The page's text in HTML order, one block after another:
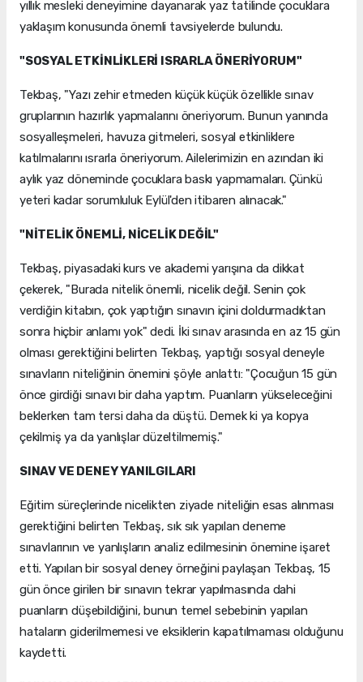
yıllık mesleki deneyimine dayanarak yaz tatilinde çocuklara
yaklaşım konusunda önemli tavsiyelerde bulundu.
"SOSYAL ETKİNLİKLERİ ISRARLA ÖNERİYORUM"
Tekbaş, "Yazı zehir etmeden küçük küçük özellikle sınav
gruplarının hazırlık yapmalarını öneriyorum. Bunun yanında
sosyalleşmeleri, havuza gitmeleri, sosyal etkinliklere
katılmalarını ısrarla öneriyorum. Ailelerimizin en azından iki
aylık yaz döneminde çocuklara baskı yapmamaları. Çünkü
yeteri kadar sorumluluk Eylül'den itibaren alınacak."
"NİTELİK ÖNEMLİ, NİCELİK DEĞİL"
Tekbaş, piyasadaki kurs ve akademi yarışına da dikkat
çekerek, "Burada nitelik önemli, nicelik değil. Senin çok
verdiğin kitabın, çok yaptığın sınavın içini doldurmadıktan
sonra hiçbir anlamı yok" dedi. İki sınav arasında en az 15 gün
olması gerektiğini belirten Tekbaş, yaptığı sosyal deneyle
sınavların niteliğinin önemini şöyle anlattı: "Çocuğun 15 gün
önce girdiği sınavı bir daha yaptım. Puanların yükseleceğini
beklerken tam tersi daha da düştü. Demek ki ya kopya
çekilmiş ya da yanlışlar düzeltilmemiş."
SINAV VE DENEY YANILGILARI
Eğitim süreçlerinde nicelikten ziyade niteliğin esas alınması
gerektiğini belirten Tekbaş, sık sık yapılan deneme
sınavlarının ve yanlışların analiz edilmesinin önemine işaret
etti. Yapılan bir sosyal deney örneğini paylaşan Tekbaş, 15
gün önce girilen bir sınavın tekrar yapılmasında dahi
puanların düşebildiğini, bunun temel sebebinin yapılan
hataların giderilmemesi ve eksiklerin kapatılmaması olduğunu
kaydetti.